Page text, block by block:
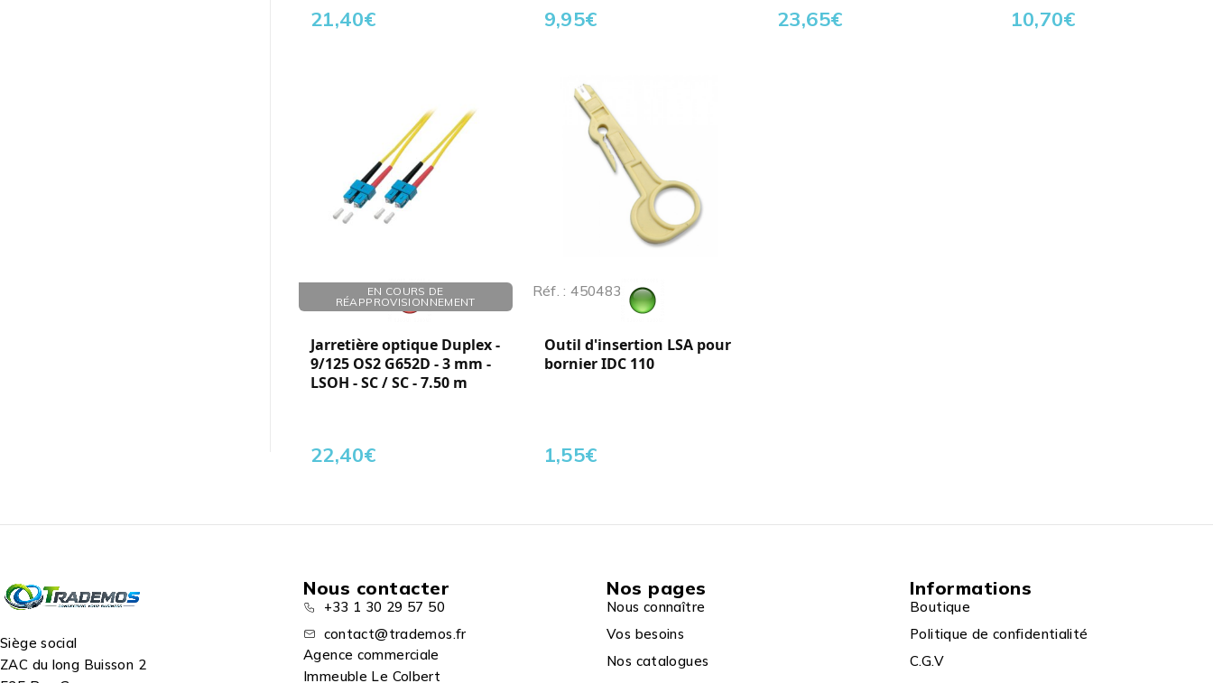
21,40€ 9,95€ 23,65€ 10,70€
EN COURS DE
RÉAPPROVISIONNEMENT
Réf. : 125137
Jarretière optique Duplex -
9/125 OS2 G652D - 3 mm -
LSOH - SC / SC - 7.50 m
22,40€
Réf. : 450483
Outil d'insertion LSA pour
bornier IDC 110
1,55€
Siège social
ZAC du long Buisson 2
Nous contacter
+33 1 30 29 57 50
contact@trademos.fr
Agence commerciale
Immeuble Le Colbert
Nos pages
Nous connaître
Vos besoins
Nos catalogues
Informations
Boutique
Politique de confidentialité
C.G.V